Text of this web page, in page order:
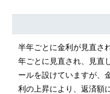
半年ごとに金利が見直さ
年ごとに見直され、見直
ールを設けていますが、
利の上昇により、返済額